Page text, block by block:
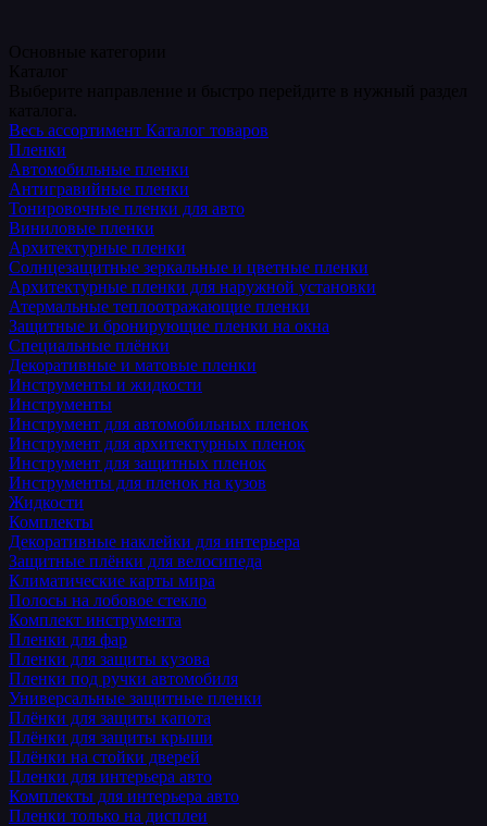
Весь ассортимент Каталог товаров
Пленки
Автомобильные пленки
Антигравийные пленки
Тонировочные пленки для авто
Виниловые пленки
Архитектурные пленки
Солнцезащитные зеркальные и цветные пленки
Архитектурные пленки для наружной установки
Атермальные теплоотражающие пленки
Защитные и бронирующие пленки на окна
Специальные плёнки
Декоративные и матовые пленки
Инструменты и жидкости
Инструменты
Инструмент для автомобильных пленок
Инструмент для архитектурных пленок
Инструмент для защитных пленок
Инструменты для пленок на кузов
Жидкости
Комплекты
Декоративные наклейки для интерьера
Защитные плёнки для велосипеда
Климатические карты мира
Полосы на лобовое стекло
Комплект инструмента
Пленки для фар
Пленки для защиты кузова
Пленки под ручки автомобиля
Универсальные защитные пленки
Плёнки для защиты капота
Плёнки для защиты крыши
Плёнки на стойки дверей
Пленки для интерьера авто
Комплекты для интерьера авто
Пленки только на дисплеи